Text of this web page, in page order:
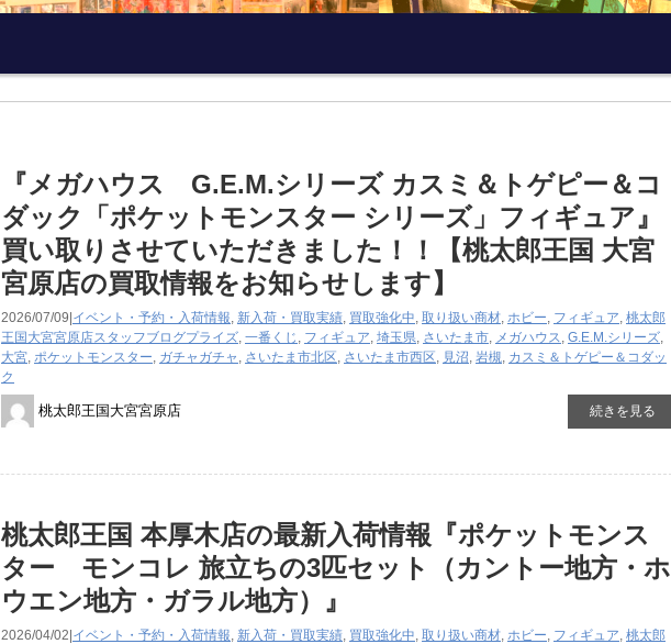
『メガハウス G.E.M.シリーズ カスミ＆トゲピー＆コ
ダック「ポケットモンスター シリーズ」フィギュア』
買い取りさせていただきました！！【桃太郎王国 大宮
宮原店の買取情報をお知らせします】
2026/07/09| イベント・予約・入荷情報, 新入荷・買取実績, 買取強化中, 取り扱い商材, ホビー, フィギュア, 桃太郎
王国大宮宮原店スタッフブログプライズ, 一番くじ , フィギュア, 埼玉県, さいたま市, メガハウス, G.E.M.シリーズ,
大宮, ポケットモンスター, ガチャガチャ , さいたま市北区, さいたま市西区, 見沼, 岩槻, カスミ＆トゲピー＆コダッ
ク
桃太郎王国大宮宮原店 続きを見る
桃太郎王国 本厚木店の最新入荷情報『ポケットモンス
ター モンコレ 旅立ちの3匹セット（カントー地方・ホ
ウエン地方・ガラル地方）』
2026/04/02| イベント・予約・入荷情報, 新入荷・買取実績, 買取強化中, 取り扱い商材, ホビー, フィギュア, 桃太郎